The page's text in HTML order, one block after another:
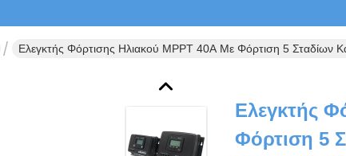
Ελεγκτής Φόρτισης Ηλιακού MPPT 40A Με Φόρτιση 5 Σταδίων
Ελεγκτής
Φόρτιση 5